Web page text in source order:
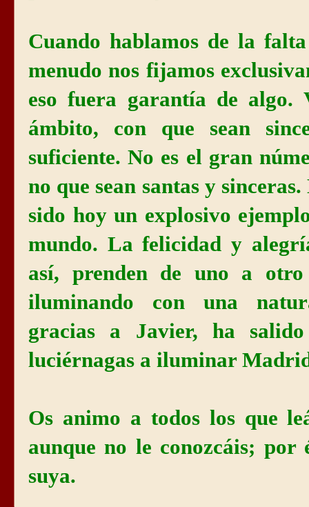
Cuando hablamos de la
menudo nos fijamos
eso fuera garantía de algo.
ámbito, con que sean
suficiente. No es el gran
no que sean santas y
sido hoy un explosivo
mundo. La felicidad y
así, prenden de uno a
iluminando con una
gracias a Javier, ha
luciérnagas a iluminar
Os animo a todos los que
aunque no le conozcáis;
suya.